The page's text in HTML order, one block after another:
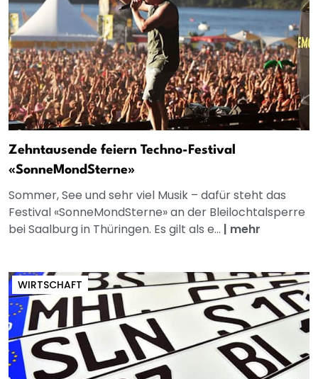
Zehntausende feiern Techno-Festival
«SonneMondSterne»
Sommer, See und sehr viel Musik – dafür steht das
Festival «SonneMondSterne» an der Bleilochtalsperre
bei Saalburg in Thüringen. Es gilt als e... | mehr
WIRTSCHAFT